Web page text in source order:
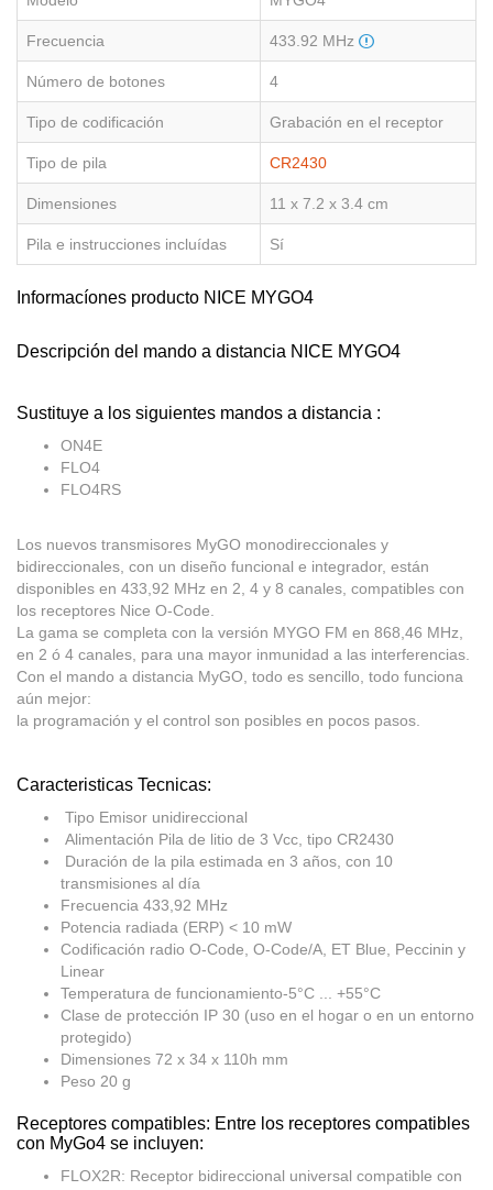
Frecuencia 433.92 MHz
Número de botones 4
Tipo de codificación Grabación en el receptor
Tipo de pila CR2430
Dimensiones 11 x 7.2 x 3.4 cm
Pila e instrucciones incluídas Sí
Informacíones producto NICE MYGO4
Descripción del mando a distancia NICE MYGO4
Sustituye a los siguientes mandos a distancia :
ON4E
FLO4
FLO4RS
Los nuevos transmisores MyGO monodireccionales y
bidireccionales, con un diseño funcional e integrador, están
disponibles en 433,92 MHz en 2, 4 y 8 canales, compatibles con
los receptores Nice O-Code.
La gama se completa con la versión MYGO FM en 868,46 MHz,
en 2 ó 4 canales, para una mayor inmunidad a las interferencias.
Con el mando a distancia MyGO, todo es sencillo, todo funciona
aún mejor:
la programación y el control son posibles en pocos pasos.
Caracteristicas Tecnicas:
Tipo Emisor unidireccional
Alimentación Pila de litio de 3 Vcc, tipo CR2430
Duración de la pila estimada en 3 años, con 10
transmisiones al día
Frecuencia 433,92 MHz
Potencia radiada (ERP) < 10 mW
Codificación radio O-Code, O-Code/A, ET Blue, Peccinin y
Linear
Temperatura de funcionamiento-5°C ... +55°C
Clase de protección IP 30 (uso en el hogar o en un entorno
protegido)
Dimensiones 72 x 34 x 110h mm
Peso 20 g
Receptores compatibles: Entre los receptores compatibles
con MyGo4 se incluyen:
FLOX2R: Receptor bidireccional universal compatible con